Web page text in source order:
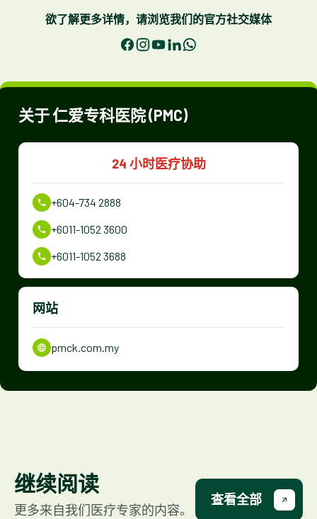
欲了解更多详情，请浏览我们的官方社交媒体
Facebook
Instagram
YouTube
LinkedIn
关于 仁爱专科医院 (PMC)
24 小时医疗协助
+604-734 2888
+6011-1052 3600
+6011-1052 3688
网站
pmck.com.my
继续阅读
更多来自我们医疗专家的内容。
查看全部